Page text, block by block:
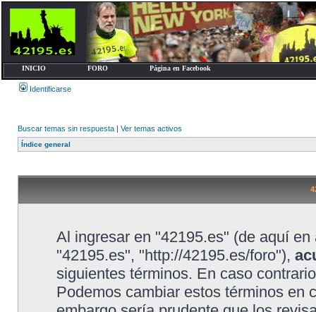
INICIO FORO Página en Facebook
Identificarse
Buscar temas sin respuesta | Ver temas activos
Índice general
Al ingresar en "42195.es" (de aquí
"42195.es", "http://42195.es/foro"),
siguientes términos. En caso
Podemos cambiar estos términos en